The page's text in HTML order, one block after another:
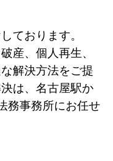
無料相談 名
無料相談 岐
無料相談 愛
無料相談 三
ております。
産、個人再生、
解決方法をご提
は、名古屋駅か
務事務所にお任せ